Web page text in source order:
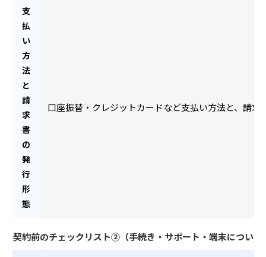
支
払
い
方
法
と
請
求
書
の
発
行
形
態
口座振替・クレジットカードなど支払い方法と、請
契約前のチェックリスト②（手続き・サポート・端末について